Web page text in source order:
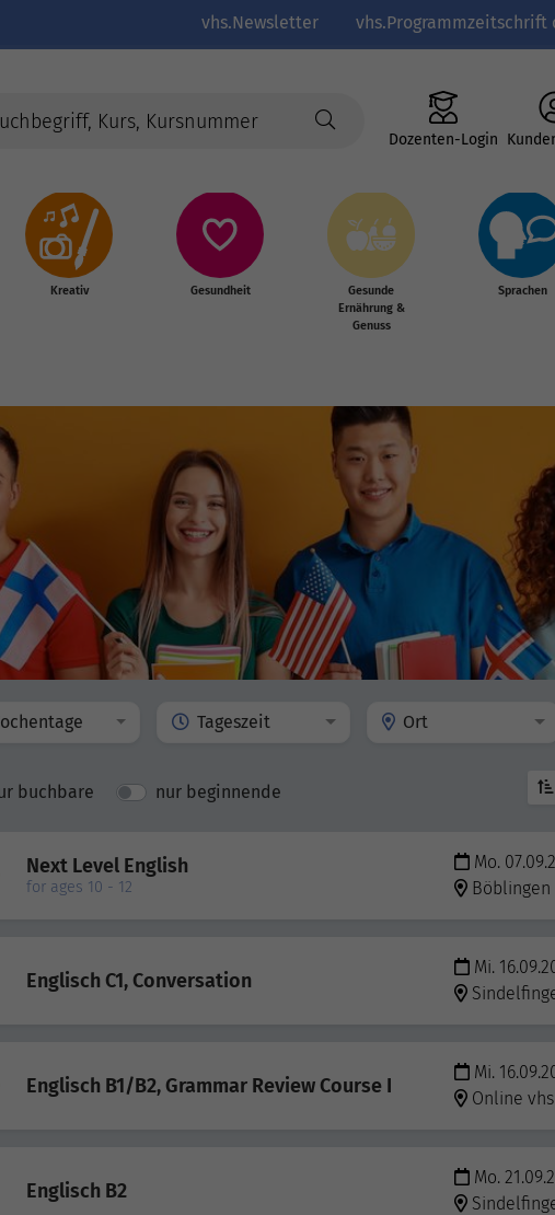
vhs.Newsletter vhs.Programmzeitschrift
Dozenten-Login
Kreativ Gesundheit
Gesunde
Ernährung &
Genuss
Sprachen
Tageszeit Ort
buchbare nur beginnende
Next Level English
for ages 10 - 12
Mo.
Böblingen
Englisch C1, Conversation
Mi.
Englisch B1/B2, Grammar Review Course I
Mi.
Online vhs
Englisch B2
Mo.